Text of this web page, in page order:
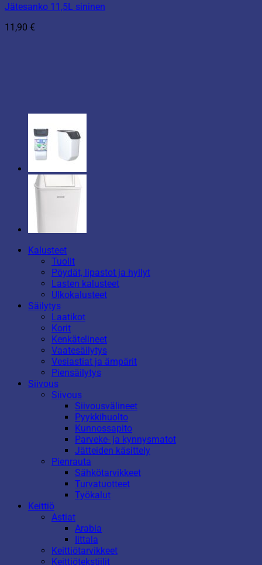
Jätesanko 11,5L sininen
11,90 €
Kalusteet
Tuolit
Pöydät, lipastot ja hyllyt
Lasten kalusteet
Ulkokalusteet
Säilytys
Laatikot
Korit
Kenkätelineet
Vaatesäilytys
Vesiastiat ja ämpärit
Piensäilytys
Siivous
Siivous
Siivousvälineet
Pyykkihuolto
Kunnossapito
Parveke- ja kynnysmatot
Jätteiden käsittely
Pienrauta
Sähkötarvikkeet
Turvatuotteet
Työkalut
Keittiö
Astiat
Arabia
Iittala
Keittiötarvikkeet
Keittiötekstiilit